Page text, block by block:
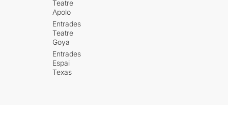
Teatre
Apolo
Entrades
Teatre
Goya
Entrades
Espai
Texas